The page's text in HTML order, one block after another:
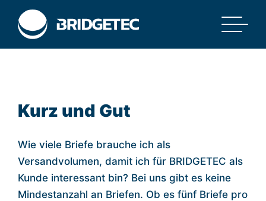
Kurz und Gut
Wie viele Briefe brauche ich als
Versandvolumen, damit ich für BRIDGETEC als
Kunde interessant bin? Bei uns gibt es keine
Mindestanzahl an Briefen. Ob es fünf Briefe pro